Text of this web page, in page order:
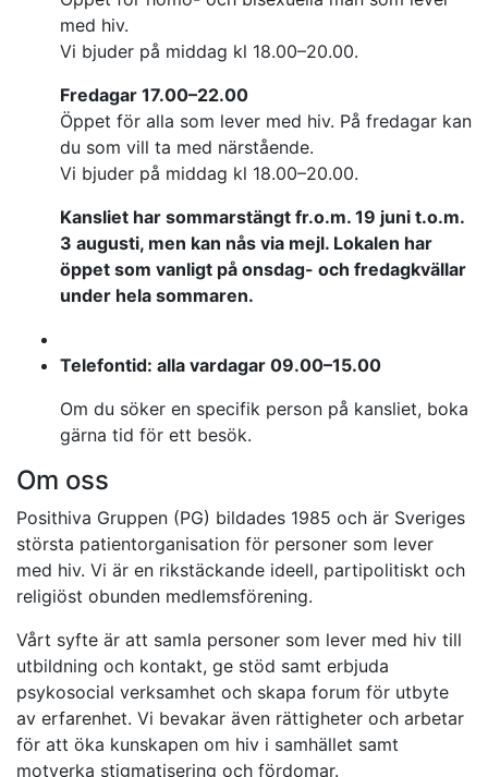
med hiv.
Vi bjuder på middag kl 18.00–20.00.
Fredagar 17.00–22.00
Öppet för alla som lever med hiv. På fredagar kan
du som vill ta med närstående.
Vi bjuder på middag kl 18.00–20.00.
Kansliet har sommarstängt fr.o.m. 19 juni t.o.m.
3 augusti, men kan nås via mejl. Lokalen har
öppet som vanligt på onsdag- och fredagkvällar
under hela sommaren.
Telefontid: alla vardagar 09.00–15.00
Om du söker en specifik person på kansliet, boka
gärna tid för ett besök.
Om oss
Posithiva Gruppen (PG) bildades 1985 och är Sveriges
största patientorganisation för personer som lever
med hiv. Vi är en rikstäckande ideell, partipolitiskt och
religiöst obunden medlemsförening.
Vårt syfte är att samla personer som lever med hiv till
utbildning och kontakt, ge stöd samt erbjuda
psykosocial verksamhet och skapa forum för utbyte
av erfarenhet. Vi bevakar även rättigheter och arbetar
för att öka kunskapen om hiv i samhället samt
motverka stigmatisering och fördomar.